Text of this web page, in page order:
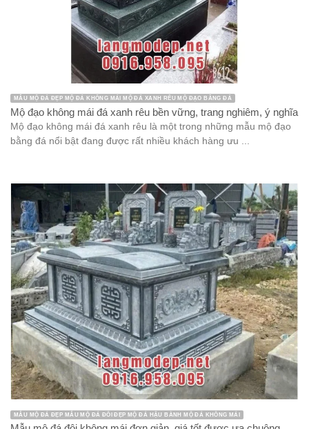
MẪU MỘ ĐÁ ĐẸP MỘ ĐÁ KHÔNG MÁI MỘ ĐÁ XANH RÊU MỘ ĐẠO BẰNG ĐÁ
Mộ đạo không mái đá xanh rêu bền vững, trang nghiêm, ý nghĩa
Mộ đạo không mái đá xanh rêu là một trong những mẫu mộ đạo
bằng đá nổi bật đang được rất nhiều khách hàng ưu ...
MẪU MỘ ĐÁ ĐẸP MẪU MỘ ĐÁ ĐÔI ĐẸP MỘ ĐÁ HẬU BÀNH MỘ ĐÁ KHÔNG MÁI